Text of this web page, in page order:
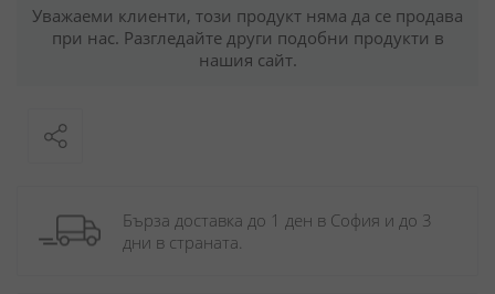
Уважаеми клиенти, този продукт няма да се продава
при нас. Разгледайте други подобни продукти в
нашия сайт.
Бърза доставка до 1 ден в София и до 3
дни в страната.